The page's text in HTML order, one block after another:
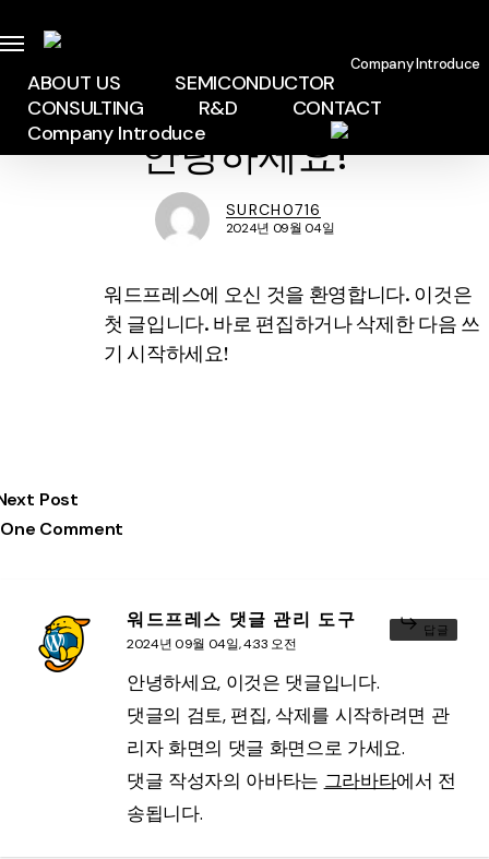
to
main
content
Menu Company Introduce
ABOUT US
SEMICONDUCTOR
CONSULTING
R&D
CONTACT
Company Introduce
미분류
안녕하세요!
SURCH0716
2024년 09월 04일
워드프레스에 오신 것을 환영합니다. 이것은
첫 글입니다. 바로 편집하거나 삭제한 다음 쓰
기 시작하세요!
Post
One Comment
워드프레스 댓글 관리 도구
2024년 09월 04일, 4:33 오전
안녕하세요, 이것은 댓글입니다.
댓글의 검토, 편집, 삭제를 시작하려면 관
리자 화면의 댓글 화면으로 가세요.
댓글 작성자의 아바타는 그라바타에서 전
송됩니다.
답글